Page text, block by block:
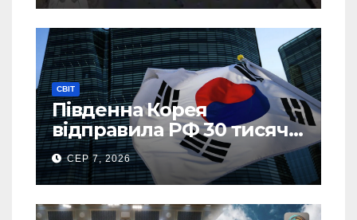
СВІТ
Південна Корея
відправила РФ 30 тисяч
тонн авіапалива
СЕР 7, 2026